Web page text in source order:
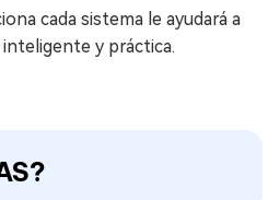
cada sistema le ayudará a
y práctica.